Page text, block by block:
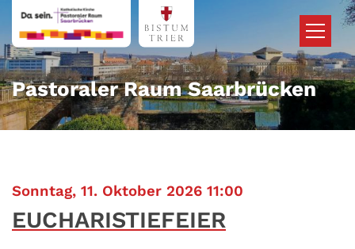
Zum Inhalt springen
Pastoraler Raum Saarbrücken
Sonntag, 11. Oktober 2026 11:00
EUCHARISTIEFEIER